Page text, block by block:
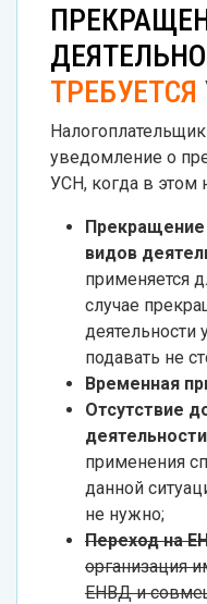
ТРЕБУЕТСЯ
уведомление о
УСН, когда в этом
Прекращение
видов
применяется
случае
подавать не
Временная
Отсутствие
деятельности
применения
данной
не нужно;
Переход на
организация
ЕНВД и